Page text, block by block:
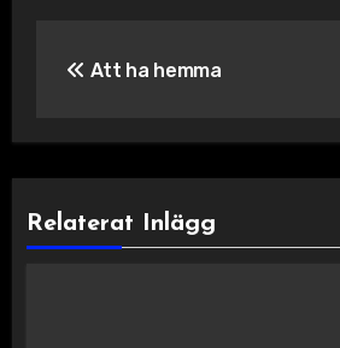
Att ha hemma
Relaterat Inlägg